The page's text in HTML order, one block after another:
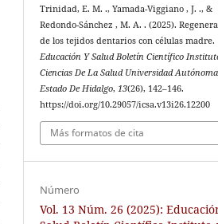
Trinidad, E. M. ., Yamada-Viggiano , J. ., &
Redondo-Sánchez , M. A. . (2025).
de los tejidos dentarios con células madre.
Educación Y Salud Boletín Científico
Ciencias De La Salud Universidad
Estado De Hidalgo,13(26), 142–146.
https://doi.org/10.29057/icsa.v13i26.12200
Más formatos de cita
Número
Vol. 13 Núm. 26 (2025):